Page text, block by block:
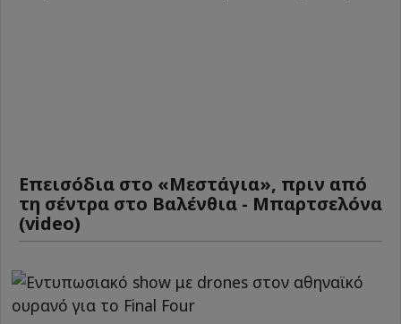
Επεισόδια στο «Μεστάγια», πριν από
τη σέντρα στο Βαλένθια - Μπαρτσελόνα
(video)